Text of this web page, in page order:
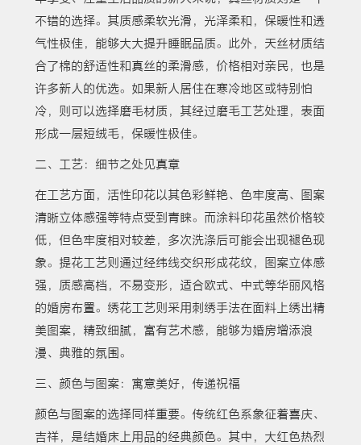
不错的选择。其质感柔软光滑，光泽柔和，保暖性和透
气性极佳，能够大大提升睡眠品质。此外，天丝材质结
合了棉的舒适性和真丝的柔滑感，价格相对亲民，也是
许多新人的优选。如果新人居住在寒冷地区或特别怕
冷，则可以选择磨毛材质，其经过磨毛工艺处理，表面
形成一层短绒毛，保暖性极佳。
二、工艺：细节之处见真章
在工艺方面，活性印花以其色彩鲜艳、色牢度高、图案
清晰立体感强等特点受到青睐。而涂料印花虽然价格较
低，但色牢度相对较差，多次洗涤后可能会出现褪色现
象。提花工艺则通过经纬线交织形成花纹，图案立体感
强，质感高档，不易变形，适合欧式、中式等华丽风格
的婚房布置。绣花工艺则采用刺绣手法在面料上绣出精
美图案，精致细腻，富有艺术感，能够为婚房增添浪
漫、典雅的氛围。
三、颜色与图案：寓意美好，传递祝福
颜色与图案的选择同样重要。传统红色系象征着喜庆、
吉祥，是结婚床上用品的经典颜色。其中，大红色热烈